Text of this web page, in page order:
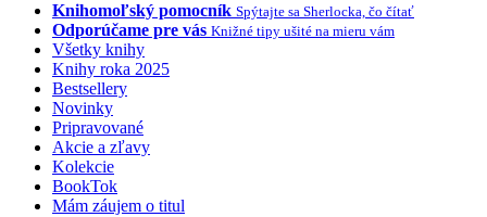
Knihomoľský pomocník Spýtajte sa Sherlocka, čo čítať
Odporúčame pre vás Knižné tipy ušité na mieru vám
Všetky knihy
Knihy roka 2025
Bestsellery
Novinky
Pripravované
Akcie a zľavy
Kolekcie
BookTok
Mám záujem o titul